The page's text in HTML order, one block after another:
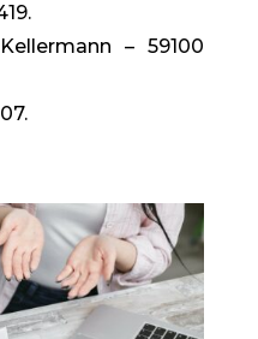
– 59100